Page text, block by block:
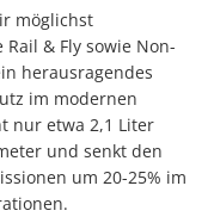
möglichst
& Fly sowie Non-
herausragendes
im modernen
nur etwa 2,1 Liter
und senkt den
um 20-25% im